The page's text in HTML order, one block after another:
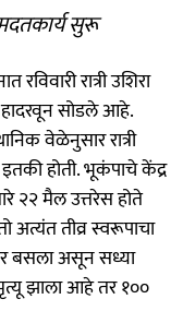
सुरू
रात्री उशिरा
सोडले आहे.
वेळेनुसार रात्री
होती. भूकंपाचे केंद्र
२२ मैल उत्तरेस होते
तीव्र स्वरूपाचा
बसला असून सध्या
झाला आहे तर १००